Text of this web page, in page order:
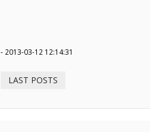
- 2013-03-12 12:14:31
LAST POSTS